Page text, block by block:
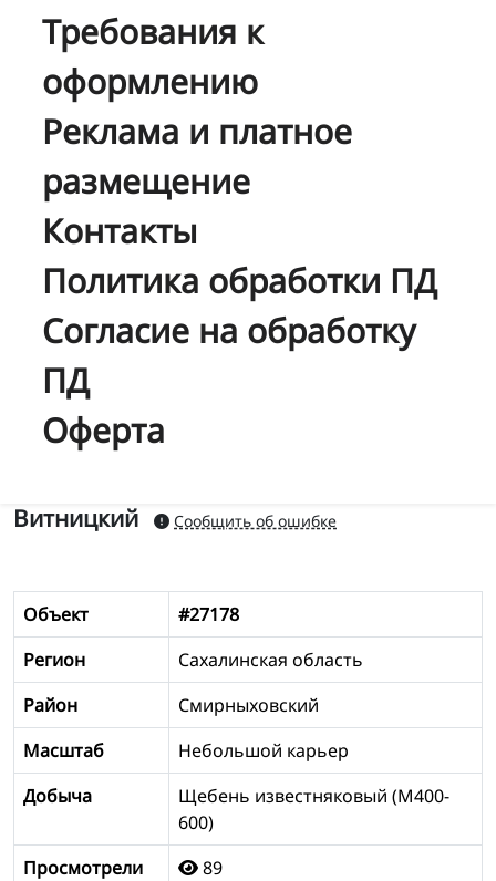
Требования к
оформлению
Реклама и платное
размещение
Контакты
Политика обработки ПД
Согласие на обработку
ПД
Оферта
Витницкий Сообщить об ошибке
Объект
#27178
Регион
Сахалинская область
Район
Смирныховский
Масштаб
Небольшой карьер
Добыча
Щебень известняковый (М400-
600)
Просмотрели
89